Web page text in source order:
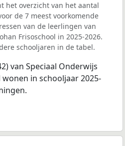
het overzicht van het aantal
de 7 meest voorkomende
van de leerlingen van
Frisoschool in 2025-2026.
schooljaren in de tabel.
van Speciaal Onderwijs
in schooljaar 2025-